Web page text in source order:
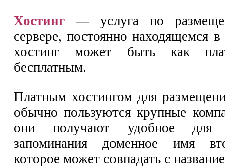
Хостинг — услуга по
сервере, постоянно находящемся
хостинг может быть как
бесплатным.
Платным хостингом для
обычно пользуются крупные
они получают удобное для
запоминания доменное имя
которое может совпадать с